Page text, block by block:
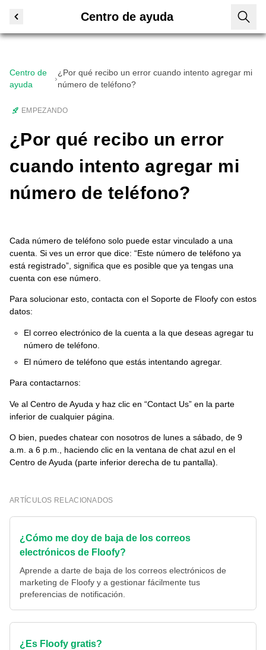
Centro de ayuda
Centro de
ayuda
›
¿Por qué recibo un error cuando intento agregar mi
número de teléfono?
EMPEZANDO
¿Por qué recibo un error
cuando intento agregar mi
número de teléfono?
Cada número de teléfono solo puede estar vinculado a una
cuenta. Si ves un error que dice: “Este número de teléfono ya
está registrado”, significa que es posible que ya tengas una
cuenta con ese número.
Para solucionar esto, contacta con el Soporte de Floofy con estos
datos:
El correo electrónico de la cuenta a la que deseas agregar tu
número de teléfono.
El número de teléfono que estás intentando agregar.
Para contactarnos:
Ve al Centro de Ayuda y haz clic en “Contact Us” en la parte
inferior de cualquier página.
O bien, puedes chatear con nosotros de lunes a sábado, de 9
a.m. a 6 p.m., haciendo clic en la ventana de chat azul en el
Centro de Ayuda (parte inferior derecha de tu pantalla).
ARTÍCULOS RELACIONADOS
¿Cómo me doy de baja de los correos
electrónicos de Floofy?
Aprende a darte de baja de los correos electrónicos de
marketing de Floofy y a gestionar fácilmente tus
preferencias de notificación.
¿Es Floofy gratis?